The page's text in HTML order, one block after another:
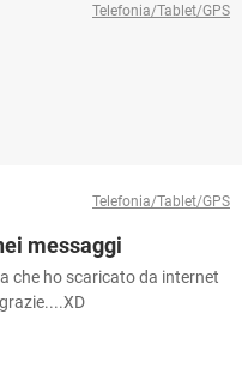
Telefonia/Tablet/GPS
Telefonia/Tablet/GPS
messaggi
che ho scaricato da internet